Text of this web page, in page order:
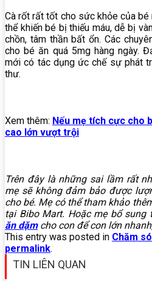
Cà rốt rất tốt cho sức khỏe của bé
thể khiến bé bị thiếu máu, dễ bị
chồn, tâm thần bất ổn. Các
cho bé ăn quá 5mg hàng ngày.
mới có tác dụng ức chế sự phát
thư.
Xem thêm: Nếu mẹ tích cực cho
cao lớn vượt trội
Trên đây là những sai lầm rất
mẹ sẽ không đảm bảo được
cho bé. Mẹ có thể tham khảo
tại Bibo Mart. Hoặc mẹ bổ sung
ăn dặmcho con để con lớn
This entry was posted in Chăm
permalink.
TIN LIÊN QUAN